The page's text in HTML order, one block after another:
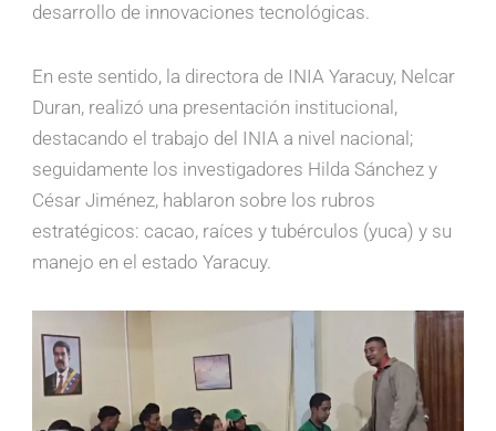
desarrollo de innovaciones tecnológicas.
En este sentido, la directora de INIA Yaracuy, Nelcar
Duran, realizó una presentación institucional,
destacando el trabajo del INIA a nivel nacional;
seguidamente los investigadores Hilda Sánchez y
César Jiménez, hablaron sobre los rubros
estratégicos: cacao, raíces y tubérculos (yuca) y su
manejo en el estado Yaracuy.